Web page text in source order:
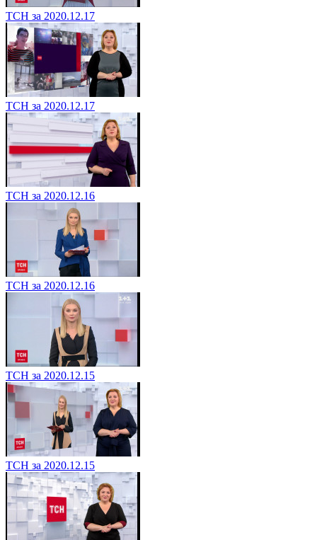
ТСН за 2020.12.17
ТСН за 2020.12.17
ТСН за 2020.12.16
ТСН за 2020.12.16
ТСН за 2020.12.15
ТСН за 2020.12.15